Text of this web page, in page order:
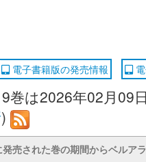
電子書籍版の発売情報
巻は2026年02月09
)
売された巻の期間からベルア